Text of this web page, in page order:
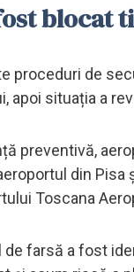
blocat
proceduri de
apoi situația a
preventivă,
din Pisa
Toscana
de farsă a fost